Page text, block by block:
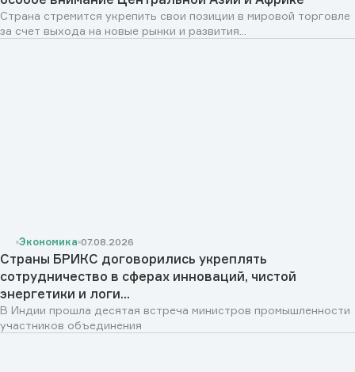
Страна стремится укрепить свои позиции в мировой торговле
за счет выхода на новые рынки и развития...
Экономика 07.08.2026
Страны БРИКС договорились укреплять
сотрудничество в сферах инноваций, чистой
энергетики и логи...
В Индии прошла десятая встреча министров промышленности
участников объединения